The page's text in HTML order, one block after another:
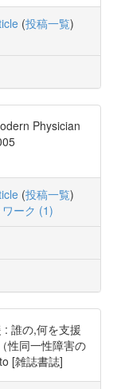
(投稿一覧)
Physician
(投稿一覧)
ーク (1)
: 誰の,何を支援
性同一性障害の
[雑誌書誌]